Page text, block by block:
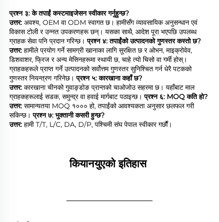
प्रश्न ३: के तपाईं कस्टमाइजेसन स्वीकार गर्नुहुन्छ?
उत्तर: अवश्य, OEM वा ODM स्वागत छ। हामीसँग व्यावसायिक अनुसन्धान एवं
विकास टोली र उन्नत उपकरणहरू छन्। यसका साथै, आदेश पूरा भएपछि उपलब्ध
ग्राहक सेवा पनि प्रदान गरिन्छ। प्रश्न ४: तपाईंको उत्पादनको गुणस्तर कस्तो छ?
उत्तर: हामीले प्रयोग गर्ने सामग्री खानाका लागि सुरक्षित छ र ओभन, माइक्रोवेव,
डिशवाशर, फ्रिज र अन्य मेसिनहरूमा स्थायी छ, चाहे त्यो चिसो वा गर्मी होस्।
ग्राहकहरूले प्राप्त गर्ने उत्पादनको सर्वोत्तम गुणस्तर सुनिश्चित गर्न धेरै पटकको
गुणस्तर नियन्त्रण गरिनेछ। प्रश्न ५: कारखाना कहाँ छ?
उत्तर: कारखाना चीनको गुवाङ्डोङ प्रान्तको चाओजोउ सहरमा छ। यहाँबाट माल
ग्राहकहरूलाई सडक, समुन्द्र वा हवाई मार्गबाट पठाइन्छ। प्रश्न ६: MOQ कति हो?
उत्तर: सामान्यतया MOQ १००० हो, तपाईंको आवश्यकता अनुसार छलफल गरी
सकिन्छ। प्रश्न ७: भुक्तानी कसरी हुन्छ?
उत्तर: हामी T/T, L/C, DA, D/P, पश्चिमी संघ पेपाल स्वीकार गर्छौं।
कियानयुएको इतिहास
________________